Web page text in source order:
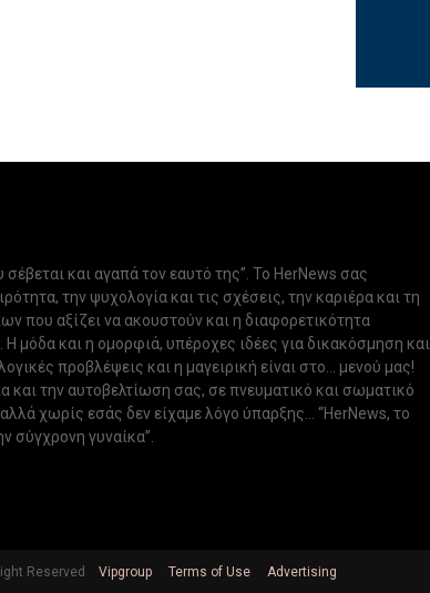
και αγαπά τον εαυτό της”. Το HerNews σας
την ψυχολογία και τις σχέσεις, την καριέρα και τη
που αξίζει να ακουστούν και η διαφορετικότητα
μόδα και η ομορφιά, υπέροχες ιδέες για δικακόσμηση και
προβλέψεις και η μαγειρική είναι στο... μενού μας!
και την αυτοβελτίωση σας, σε πνευματικό και σωματικό
χωρίς εσάς δεν είχαμε λόγο ύπαρξης... “HerNews, το
σύγχρονη γυναίκα”.
Reserved Vipgroup Terms of Use Advertising